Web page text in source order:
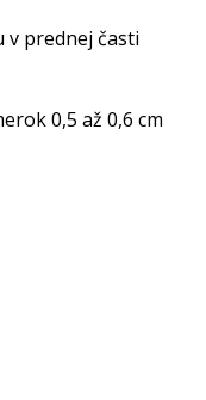
prednej časti
0,5 až 0,6 cm